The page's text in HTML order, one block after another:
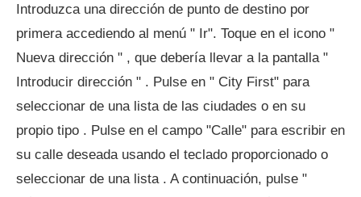
Introduzca una dirección de punto de destino por
primera accediendo al menú " Ir". Toque en el icono "
Nueva dirección " , que debería llevar a la pantalla "
Introducir dirección " . Pulse en " City First" para
seleccionar de una lista de las ciudades o en su
propio tipo . Pulse en el campo "Calle" para escribir en
su calle deseada usando el teclado proporcionado o
seleccionar de una lista . A continuación, pulse "